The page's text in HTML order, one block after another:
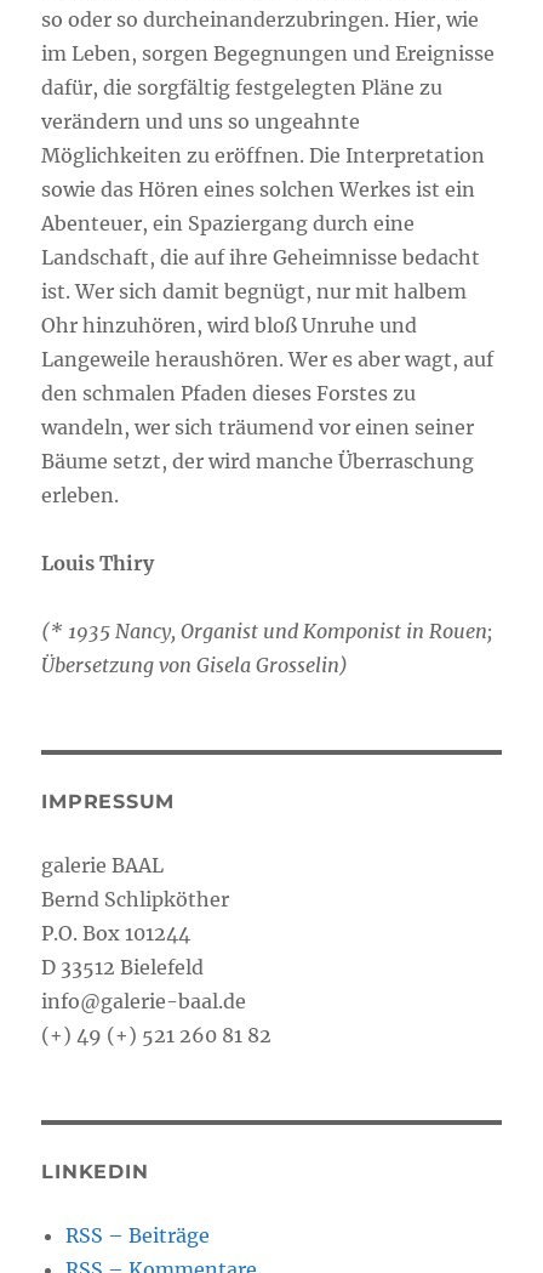
so oder so durcheinanderzubringen. Hier, wie
im Leben, sorgen Begegnungen und Ereignisse
dafür, die sorgfältig festgelegten Pläne zu
verändern und uns so ungeahnte
Möglichkeiten zu eröffnen. Die Interpretation
sowie das Hören eines solchen Werkes ist ein
Abenteuer, ein Spaziergang durch eine
Landschaft, die auf ihre Geheimnisse bedacht
ist. Wer sich damit begnügt, nur mit halbem
Ohr hinzuhören, wird bloß Unruhe und
Langeweile heraushören. Wer es aber wagt, auf
den schmalen Pfaden dieses Forstes zu
wandeln, wer sich träumend vor einen seiner
Bäume setzt, der wird manche Überraschung
erleben.
Louis Thiry
(* 1935 Nancy, Organist und Komponist in Rouen;
Übersetzung von Gisela Grosselin)
IMPRESSUM
galerie BAAL
Bernd Schlipköther
P.O. Box 101244
D 33512 Bielefeld
info@galerie-baal.de
(+) 49 (+) 521 260 81 82
LINKEDIN
RSS – Beiträge